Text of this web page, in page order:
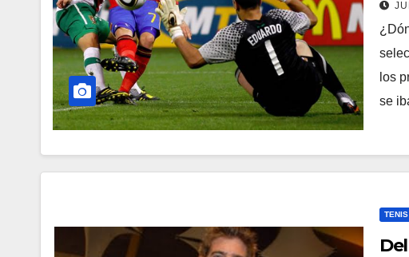
los
se
TENIS